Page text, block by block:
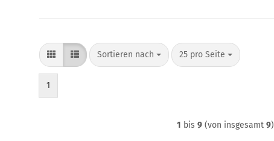
Sortieren nach
Sortieren nach 25 pro Seite
pro Seite
1
1 bis9 (von insgesamt9)